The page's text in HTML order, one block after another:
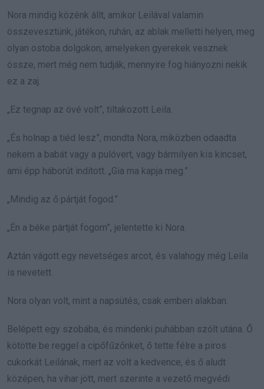
Nora mindig közénk állt, amikor Leilával valamin
összevesztünk, játékon, ruhán, az ablak melletti helyen, meg
olyan ostoba dolgokon, amelyeken gyerekek vesznek
össze, mert még nem tudják, mennyire fog hiányozni nekik
ez a zaj.
„Ez tegnap az övé volt”, tiltakozott Leila.
„És holnap a tiéd lesz”, mondta Nora, miközben odaadta
nekem a babát vagy a pulóvert, vagy bármilyen kis kincset,
ami épp háborút indított. „Gia ma kapja meg.”
„Mindig az ő pártját fogod.”
„Én a béke pártját fogom”, jelentette ki Nora.
Aztán vágott egy nevetséges arcot, és valahogy még Leila
is nevetett.
Nora olyan volt, mint a napsütés, csak emberi alakban.
Belépett egy szobába, és mindenki puhábban szólt utána. Ő
kötötte be reggel a cipőfűzőnket, ő tette félre a piros
cukorkát Leilának, mert az volt a kedvence, és ő aludt
középen, ha vihar jött, mert szerinte a vezető megvédi